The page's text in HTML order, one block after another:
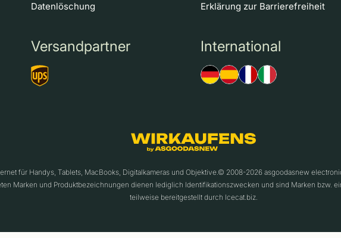
Datenlöschung
Erklärung zur Barrierefreiheit
Versandpartner International
für Handys, Tablets, MacBooks, Digitalkameras und Objektive.© 2008-2026 asgoodasnew
Marken und Produktbezeichnungen dienen lediglich Identifikationszwecken und sind Marken bzw.
teilweise bereitgestellt durch Icecat.biz.